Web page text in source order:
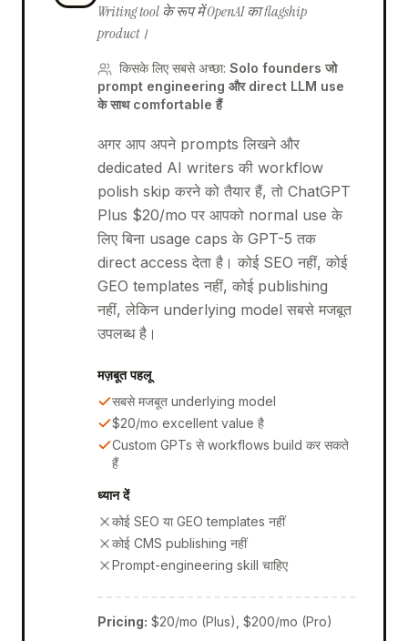
Writing tool के रूप में OpenAI का flagship
product।
किसके लिए सबसे अच्छा: Solo founders जो
prompt engineering और direct LLM use
के साथ comfortable हैं
अगर आप अपने prompts लिखने और
dedicated AI writers की workflow
polish skip करने को तैयार हैं, तो ChatGPT
Plus $20/mo पर आपको normal use के
लिए बिना usage caps के GPT-5 तक
direct access देता है। कोई SEO नहीं, कोई
GEO templates नहीं, कोई publishing
नहीं, लेकिन underlying model सबसे मजबूत
उपलब्ध है।
मज़बूत पहलू
सबसे मजबूत underlying model
$20/mo excellent value है
Custom GPTs से workflows build कर सकते
हैं
ध्यान दें
कोई SEO या GEO templates नहीं
कोई CMS publishing नहीं
Prompt-engineering skill चाहिए
Pricing: $20/mo (Plus), $200/mo (Pro)